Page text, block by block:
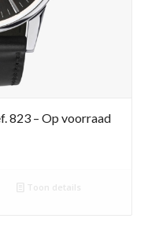
823 – Op voorraad
Toon details